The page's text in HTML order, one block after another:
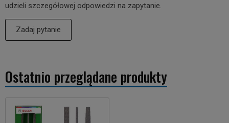
udzieli szczegółowej odpowiedzi na zapytanie.
Zadaj pytanie
Ostatnio przeglądane produkty